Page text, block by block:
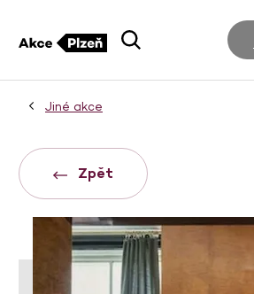
Jiné akce
Zpět